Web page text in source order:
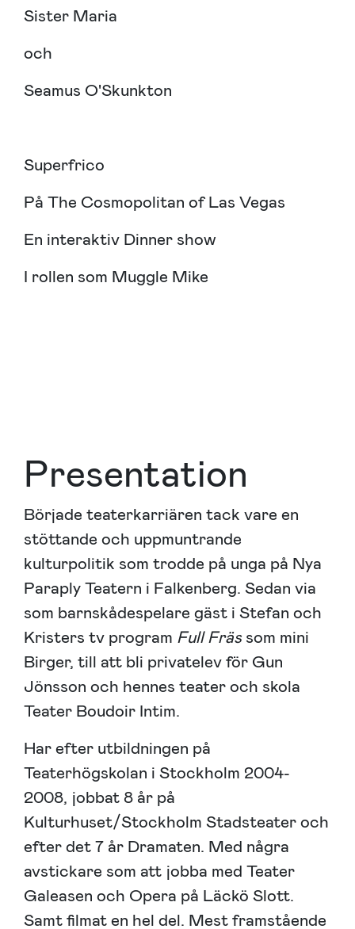
Sister Maria
och
Seamus O'Skunkton
Superfrico
På The Cosmopolitan of Las Vegas
En interaktiv Dinner show
I rollen som Muggle Mike
Presentation
Började teaterkarriären tack vare en
stöttande och uppmuntrande
kulturpolitik som trodde på unga på Nya
Paraply Teatern i Falkenberg. Sedan via
som barnskådespelare gäst i Stefan och
Kristers tv program Full Frässom mini
Birger, till att bli privatelev för Gun
Jönsson och hennes teater och skola
Teater Boudoir Intim.
Har efter utbildningen på
Teaterhögskolan i Stockholm 2004-
2008, jobbat 8 år på
Kulturhuset/Stockholm Stadsteater och
efter det 7 år Dramaten. Med några
avstickare som att jobba med Teater
Galeasen och Opera på Läckö Slott.
Samt filmat en hel del. Mest framstående